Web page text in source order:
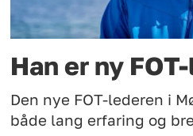
Han er ny
Den nye FOT-lederen i
både lang erfaring og